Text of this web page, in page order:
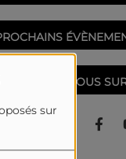
sur
NOUS